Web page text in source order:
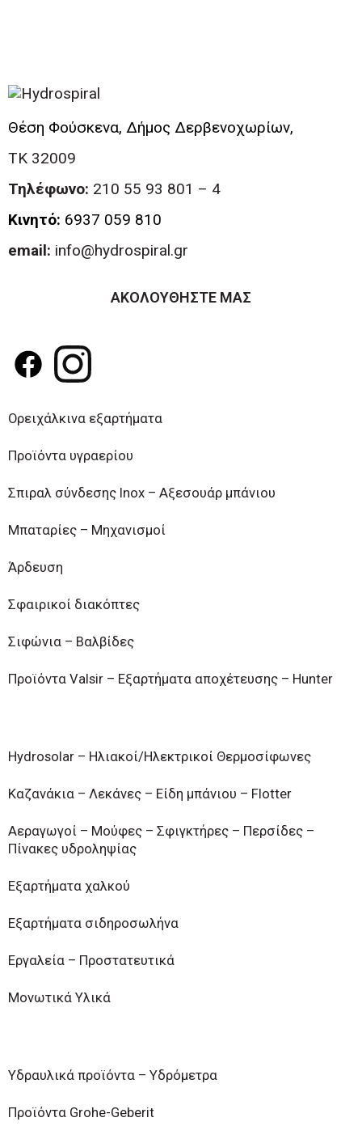
Θέση Φούσκενα, Δήμος Δερβενοχωρίων,
ΤΚ 32009
Τηλέφωνο: 210 55 93 801 – 4
Κινητό: 6937 059 810
email: info@hydrospiral.gr
ΑΚΟΛΟΥΘΗΣΤΕ ΜΑΣ
Ορειχάλκινα εξαρτήματα
Προϊόντα υγραερίου
Σπιραλ σύνδεσης Inox – Αξεσουάρ μπάνιου
Μπαταρίες – Μηχανισμοί
Άρδευση
Σφαιρικοί διακόπτες
Σιφώνια – Βαλβίδες
Προϊόντα Valsir – Εξαρτήματα αποχέτευσης – Hunter
Hydrosolar – Ηλιακοί/Ηλεκτρικοί Θερμοσίφωνες
Καζανάκια – Λεκάνες – Είδη μπάνιου – Flotter
Αεραγωγοί – Μούφες – Σφιγκτήρες – Περσίδες –
Πίνακες υδροληψίας
Εξαρτήματα χαλκού
Εξαρτήματα σιδηροσωλήνα
Εργαλεία – Προστατευτικά
Μονωτικά Υλικά
Υδραυλικά προϊόντα – Υδρόμετρα
Προϊόντα Grohe-Geberit